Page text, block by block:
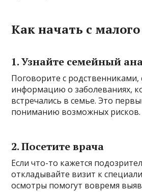
Как начать с малого
1. Узнайте семейный
Поговорите с родственниками,
информацию о заболеваниях,
встречались в семье. Это
пониманию возможных рисков.
2. Посетите врача
Если что-то кажется
откладывайте визит к
осмотры помогут вовремя